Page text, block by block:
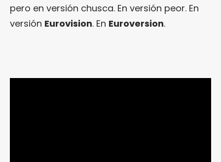
pero en versión chusca. En versión peor. En
versión Eurovision. En Euroversion.